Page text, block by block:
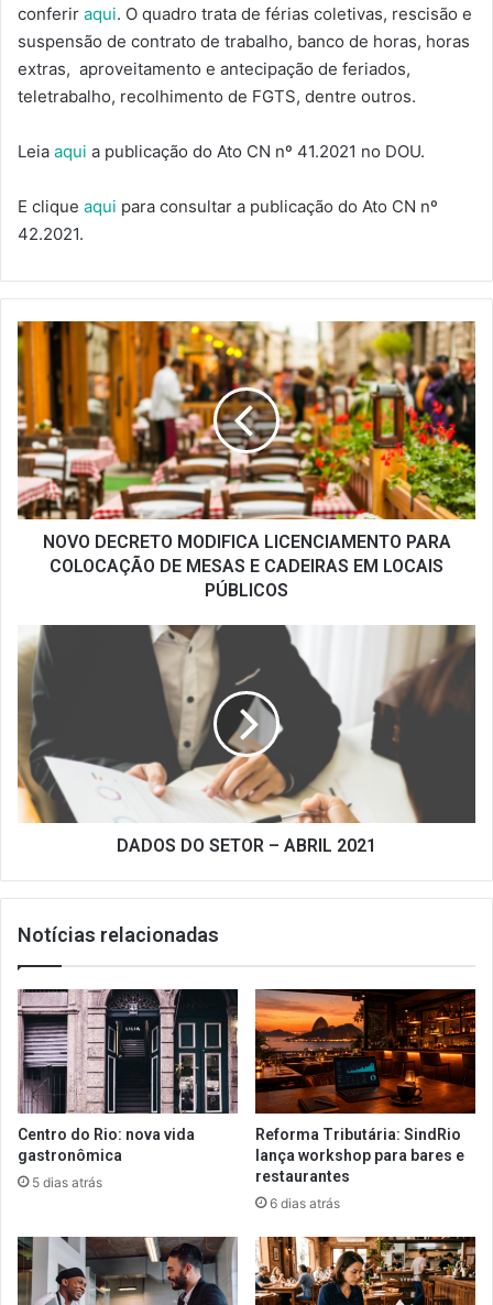
conferir aqui. O quadro trata de férias coletivas, rescisão e
suspensão de contrato de trabalho, banco de horas, horas
extras, aproveitamento e antecipação de feriados,
teletrabalho, recolhimento de FGTS, dentre outros.
Leia aqui a publicação do Ato CN nº 41.2021 no DOU.
E clique aqui para consultar a publicação do Ato CN nº
42.2021.
NOVO
DECRETO
MODIFICA
LICENCIAMENTO
PARA
COLOCAÇÃO
DE
MESAS
E
CADEIRAS
NOVO DECRETO MODIFICA LICENCIAMENTO PARA
COLOCAÇÃO DE MESAS E CADEIRAS EM LOCAIS
PÚBLICOS
DADOS
DO
SETOR
ABRIL
2021
DADOS DO SETOR – ABRIL 2021
Notícias relacionadas
Centro do Rio: nova vida
gastronômica
5 dias atrás
Reforma Tributária: SindRio
lança workshop para bares e
restaurantes
6 dias atrás